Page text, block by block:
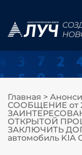
Главная >
СООБЩЕНИЕ от
ОТКРЫТОЙ
ЗАКЛЮЧИТЬ
автомобиль KIA